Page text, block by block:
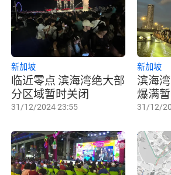
临近零点 滨海湾绝大部
分区域暂时关闭
新加坡
31/12/2024 23:55
滨海
爆满
新加坡
31/12/